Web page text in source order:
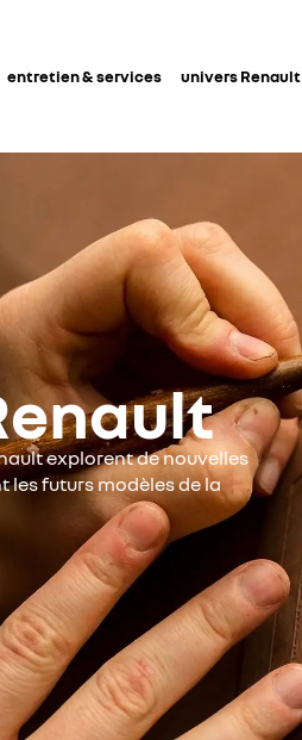
entretien & services univers Renault
explorent de nouvelles
futurs modèles de la